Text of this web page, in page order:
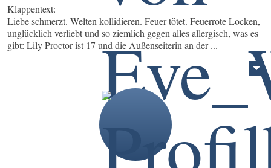
Klappentext:
Liebe schmerzt. Welten kollidieren. Feuer tötet. Feuerrote Locken,
unglücklich verliebt und so ziemlich gegen alles allergisch, was es
gibt: Lily Proctor ist 17 und die Außenseiterin an der ...